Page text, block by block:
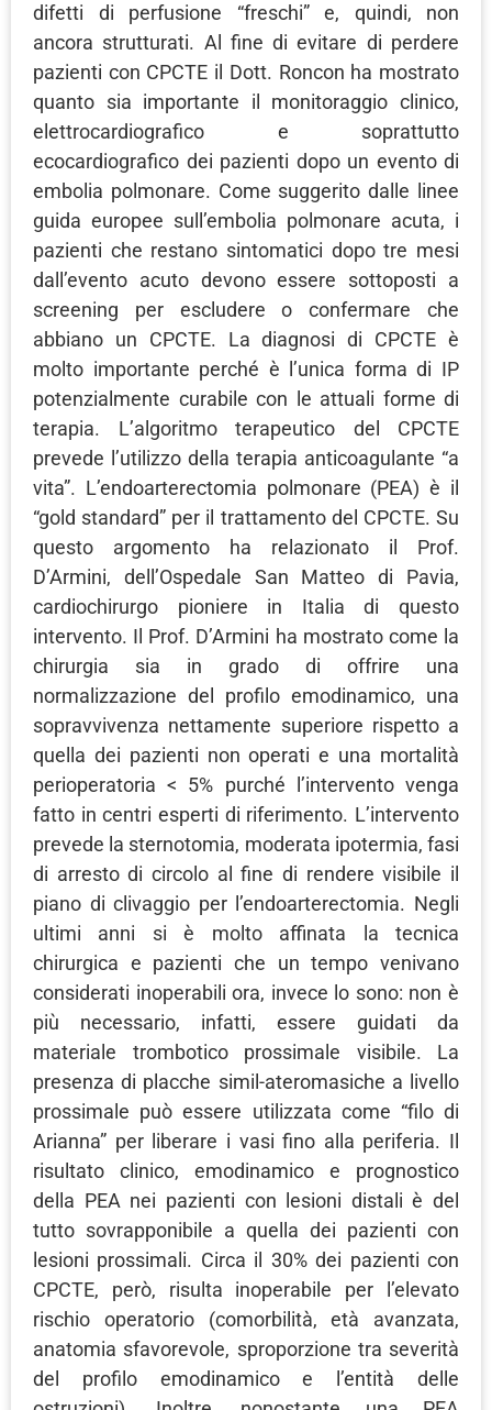
difetti di perfusione “freschi” e, quindi, non
ancora strutturati. Al fine di evitare di perdere
pazienti con CPCTE il Dott. Roncon ha mostrato
quanto sia importante il monitoraggio clinico,
elettrocardiografico e soprattutto
ecocardiografico dei pazienti dopo un evento di
embolia polmonare. Come suggerito dalle linee
guida europee sull’embolia polmonare acuta, i
pazienti che restano sintomatici dopo tre mesi
dall’evento acuto devono essere sottoposti a
screening per escludere o confermare che
abbiano un CPCTE. La diagnosi di CPCTE è
molto importante perché è l’unica forma di IP
potenzialmente curabile con le attuali forme di
terapia. L’algoritmo terapeutico del CPCTE
prevede l’utilizzo della terapia anticoagulante “a
vita”. L’endoarterectomia polmonare (PEA) è il
“gold standard” per il trattamento del CPCTE. Su
questo argomento ha relazionato il Prof.
D’Armini, dell’Ospedale San Matteo di Pavia,
cardiochirurgo pioniere in Italia di questo
intervento. Il Prof. D’Armini ha mostrato come la
chirurgia sia in grado di offrire una
normalizzazione del profilo emodinamico, una
sopravvivenza nettamente superiore rispetto a
quella dei pazienti non operati e una mortalità
perioperatoria < 5% purché l’intervento venga
fatto in centri esperti di riferimento. L’intervento
prevede la sternotomia, moderata ipotermia, fasi
di arresto di circolo al fine di rendere visibile il
piano di clivaggio per l’endoarterectomia. Negli
ultimi anni si è molto affinata la tecnica
chirurgica e pazienti che un tempo venivano
considerati inoperabili ora, invece lo sono: non è
più necessario, infatti, essere guidati da
materiale trombotico prossimale visibile. La
presenza di placche simil-ateromasiche a livello
prossimale può essere utilizzata come “filo di
Arianna” per liberare i vasi fino alla periferia. Il
risultato clinico, emodinamico e prognostico
della PEA nei pazienti con lesioni distali è del
tutto sovrapponibile a quella dei pazienti con
lesioni prossimali. Circa il 30% dei pazienti con
CPCTE, però, risulta inoperabile per l’elevato
rischio operatorio (comorbilità, età avanzata,
anatomia sfavorevole, sproporzione tra severità
del profilo emodinamico e l’entità delle